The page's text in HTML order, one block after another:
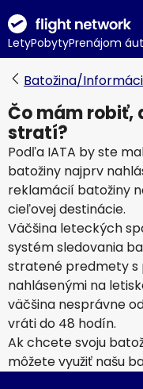
LetyPobytyPrenájom áut
Batožina/
Čo mám robiť,
stratí?
Podľa IATA by ste
batožiny najprv
reklamácií batožiny
cieľovej destinácie.
Väčšina leteckých
systém sledovania
stratené predmety
nahlásenými na
väčšina nesprávne
vráti do 48 hodín.
Ak chcete svoju
môžete využiť našu